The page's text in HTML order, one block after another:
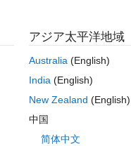
質問済み:
2020 年 11
編集済み:
アジア太平洋地域
Australia(English)
India(English)
New Zealand (English)
中国
简体中文